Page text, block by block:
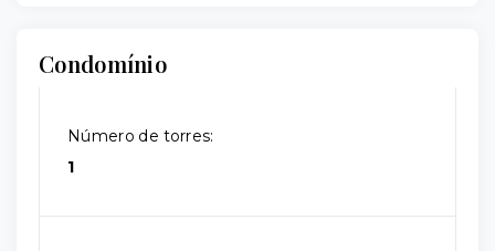
Condomínio
Número de torres:
1